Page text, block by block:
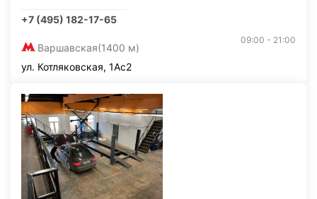
+7 (495) 182-17-65
Варшавская(1400 м)
09:00 - 21:00
ул. Котляковская, 1Ас2